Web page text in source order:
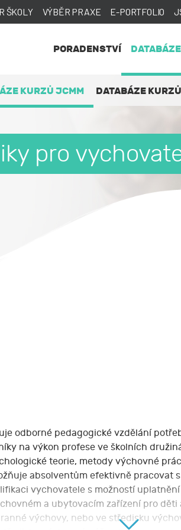
ŠKOLY VÝBĚR PRAXE E-PORTFOLIO
PORADENSTVÍ
KURZŮ JCMM DATABÁZE
pro
odborné pedagogické vzdělání
na výkon profese ve školních
teorie, metody výchovné
absolventům efektivně pracovat
vychovatele s možností
a ubytovacím zařízení pro
výchovy, nebo ve středisku